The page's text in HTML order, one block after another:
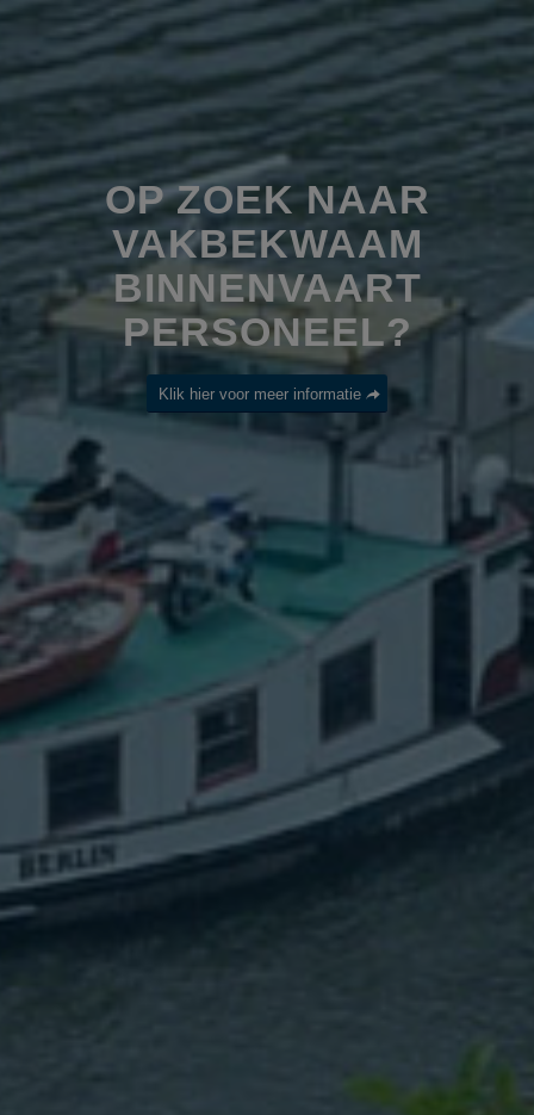
OP ZOEK NAAR
VAKBEKWAAM
BINNENVAART
PERSONEEL?
Klik hier voor meer informatie